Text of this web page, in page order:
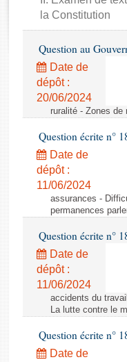
Rapports d'enquête
Rapports législatifs
Baromètre de
Dossiers législatifs
Budget et sécurité
la Constitution
Question au
Date de
dépôt :
20/06/2024
ruralité - Zones de
Question écrite n°
Date de
dépôt :
11/06/2024
assurances -
permanences
Question écrite n°
Date de
dépôt :
11/06/2024
accidents du
La lutte contre le
Question écrite n°
Date de